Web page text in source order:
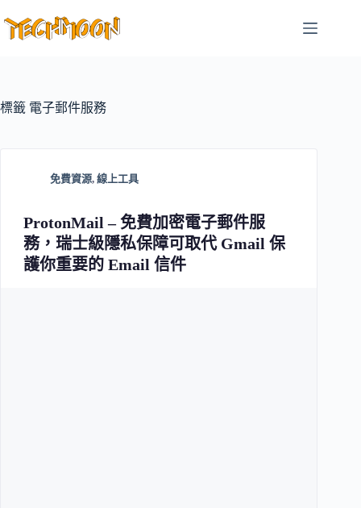
至
容
標籤 電子郵件服務
免費資源, 線上工具
ProtonMail – 免費加密電子郵件服
務，瑞士級隱私保障可取代 Gmail 保
護你重要的 Email 信件